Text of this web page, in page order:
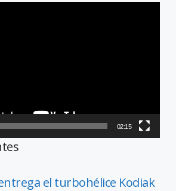
02:15
el turbohélice Kodiak